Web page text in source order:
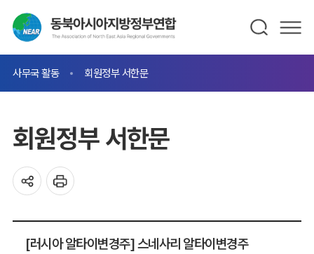
사무국 활동 회원정부 서한문
회원정부 서한문
[러시아 알타이변경주] 스네사리 알타이변경주